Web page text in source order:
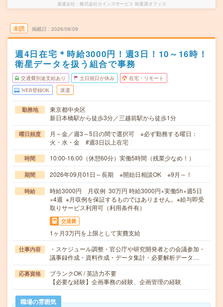
派遣会社 株式会社カインズサービス 秋葉原オフィス
未読 掲載日 2026/08/09
週4日在宅＊時給3000円！週3日！10～16時！
衛星データを扱う組合で事務
交通費別途支給あり 土日祝日が休み 在宅・リモート
WEB登録OK 派遣
勤務地
東京都中央区
新日本橋駅から徒歩3分／三越前駅から徒歩1分
曜日頻度
月～金／週3～5日の間で選択可 ※必ず勤務する曜日：
火・水・金 #週3日以上在宅
時間 10:00-16:00（休憩60分）実働5時間（残業少なめ！）
期間 2026年09月01日～長期 ※開始日相談OK ※9月～！
時給
時給3000円 月収例 30万円 時給3000円×実働5h×週5日
×4週 ※月収例を保証するものではありません。※給与即受
取りサービス利用可（利用条件有）
交通費
1ヶ月3万円を上限として実費支給
仕事内容
・スケジュール調整・官公庁や研究開発者との会議参加・
議事録作成・資料作成・データ集計・必要解析データ…
応募資格
ブランクOK / 英語力不要
【必要な経験】企画事務の経験、企画管理の経験
職場の雰囲気